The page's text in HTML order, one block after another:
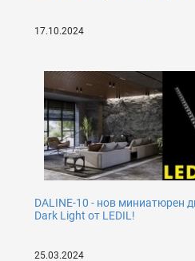
17.10.2024
DALINE-10 - нов миниатюрен
Dark Light от LEDIL!
25.03.2024